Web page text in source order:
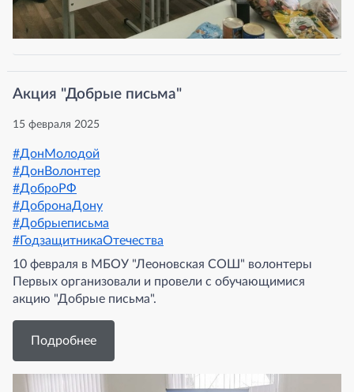
Акция "Добрые письма"
15 февраля 2025
#ДонМолодой
#ДонВолонтер
#ДоброРФ
#ДобронаДону
#Добрыеписьма
#ГодзащитникаОтечества
10 февраля в МБОУ "Леоновская СОШ" волонтеры
Первых организовали и провели с обучающимися
акцию "Добрые письма".
Подробнее